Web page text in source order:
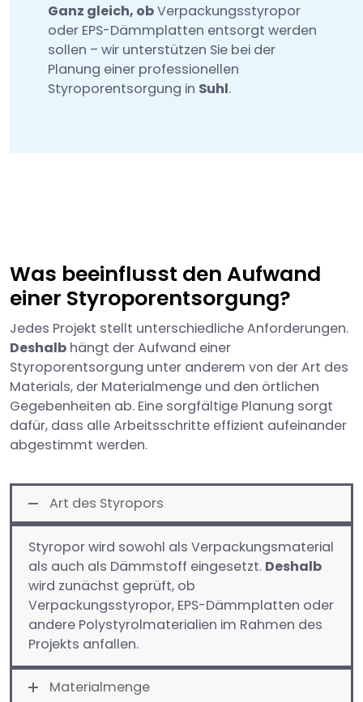
Ganz gleich, obVerpackungsstyropor
oder EPS-Dämmplatten entsorgt werden
sollen – wir unterstützen Sie bei der
Planung einer professionellen
Styroporentsorgung in Suhl.
Was beeinflusst den Aufwand
einer Styroporentsorgung?
Jedes Projekt stellt unterschiedliche Anforderungen.
Deshalb hängt der Aufwand einer
Styroporentsorgung unter anderem von der Art des
Materials, der Materialmenge und den örtlichen
Gegebenheiten ab. Eine sorgfältige Planung sorgt
dafür, dass alle Arbeitsschritte effizient aufeinander
abgestimmt werden.
Art des Styropors
Styropor wird sowohl als Verpackungsmaterial
als auch als Dämmstoff eingesetzt. Deshalb
wird zunächst geprüft, ob
Verpackungsstyropor, EPS-Dämmplatten oder
andere Polystyrolmaterialien im Rahmen des
Projekts anfallen.
Materialmenge